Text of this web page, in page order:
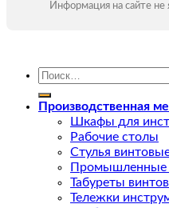
Информация на сайте не
Искать:
Производственная
Шкафы для
Рабочие столы
Стулья
Промышленные
Табуреты
Тележки